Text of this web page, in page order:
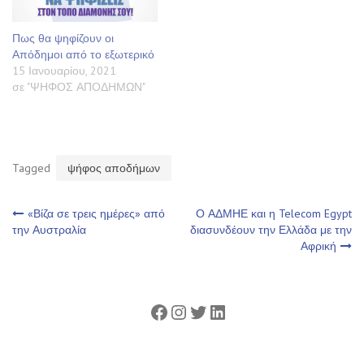
Πως θα ψηφίζουν οι
Απόδημοι από το εξωτερικό
15 Ιανουαρίου, 2021
σε "ΨΗΦΟΣ ΑΠΟΔΗΜΩΝ"
Tagged ψήφος αποδήμων
Πλοήγηση
«Βίζα σε τρεις ημέρες» από
την Αυστραλία
Ο ΑΔΜΗΕ και η Telecom Egypt
διασυνδέουν την Ελλάδα με την
Αφρική
Facebook
Instagram
Twitter
Linkedin